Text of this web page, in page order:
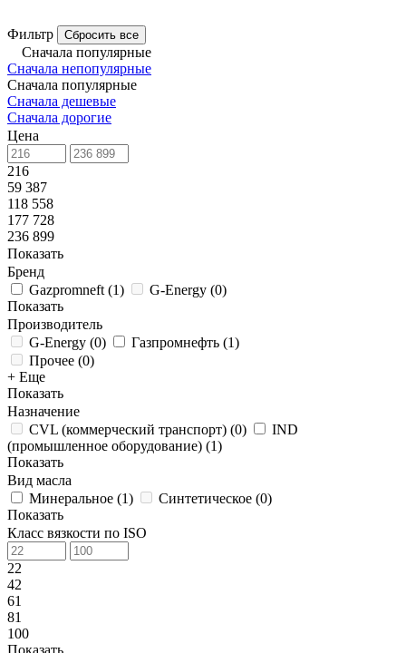
Фильтр Сбросить все
Сначала популярные
Сначала непопулярные
Сначала популярные
Сначала дешевые
Сначала дорогие
Цена
216
59 387
118 558
177 728
236 899
Показать
Бренд
Gazpromneft (1) G-Energy (0)
Показать
Производитель
G-Energy (0) Газпромнефть (1)
Прочее (0)
+ Еще
Показать
Назначение
CVL (коммерческий транспорт) (0)
IND
(промышленное оборудование) (1)
Показать
Вид масла
Минеральное (1) Синтетическое (0)
Показать
Класс вязкости по ISO
22
42
61
81
100
Показать